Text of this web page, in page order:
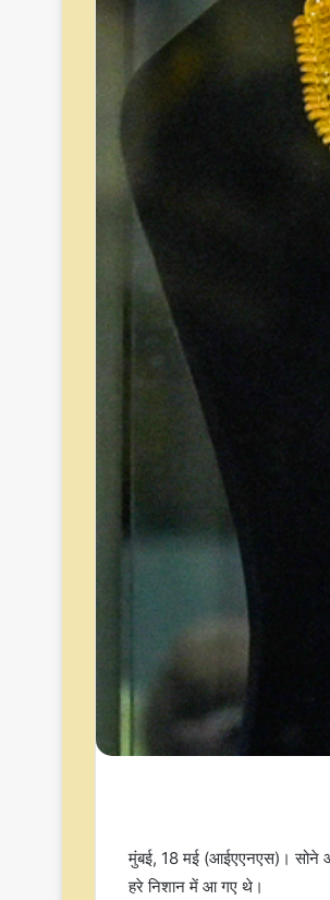
मुंबई, 18 मई (आईएएनएस)। सोने
हरे निशान में आ गए थे।